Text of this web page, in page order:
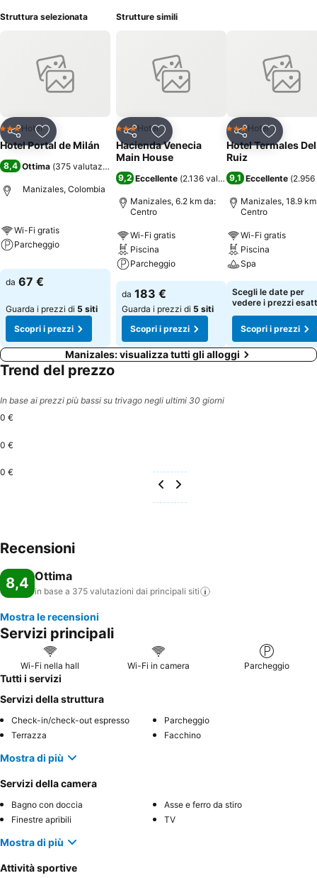
ospiti apprezzeranno la vicinanza dell\'Hotel alle principali aree di
Struttura selezionata
CondividiAggiungi ai preferiti
3 StelleHotel
Hotel Portal de Milán
8,4 Ottima (375 valutazioni
Manizales, Colombia
Wi-Fi gratis
Parcheggio
da 67 €
Guarda i prezzi di 5 siti
Scopri i prezzi
Strutture simili
CondividiAggiungi ai preferiti
3 StelleHotel
Hacienda Venecia
Main House
9,2 Eccellente (2.136 valutazioni)
Manizales, 6.2 km da:
Centro
Wi-Fi gratis
Piscina
Parcheggio
da 183 €
Guarda i prezzi di 5 siti
Scopri i prezzi
Condividi
3 StelleHotel
Hotel Termales Del
Ruiz
9,1 Eccellente (
Manizales, 18.9
Centro
Wi-Fi gratis
Piscina
Spa
Scegli le date per
vedere i prezzi
Scopri i prezzi
Manizales: visualizza tutti gli alloggi
Trend del prezzo
In base ai prezzi più bassi su trivago negli ultimi 30 giorni
0 €
0 €
0 €
Recensioni
8,4 Ottima
in base a 375 valutazioni dai principali siti
Mostra le recensioni
Servizi principali
Wi-Fi nella hall Wi-Fi in camera Parcheggio
Tutti i servizi
Servizi della struttura
Check-in/check-out espresso
Parcheggio
Terrazza
Facchino
Mostra di più
Servizi della camera
Bagno con doccia
Asse e ferro da stiro
Finestre apribili
TV
Mostra di più
Attività sportive